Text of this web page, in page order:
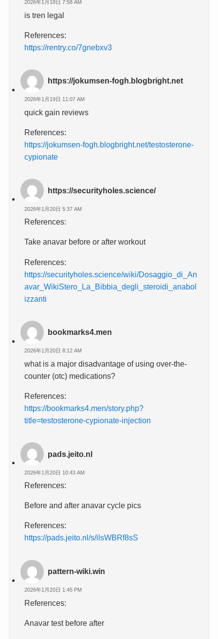
2026年1月18日 7:58 AM
is tren legal
References:
https://rentry.co/7gnebxv3
https://jokumsen-fogh.blogbright.net
2026年1月19日 11:07 AM
quick gain reviews
References:
https://jokumsen-fogh.blogbright.net/testosterone-
cypionate
https://securityholes.science/
2026年1月20日 5:37 AM
References:
Take anavar before or after workout
References:
https://securityholes.science/wiki/Dosaggio_di_An
avar_WikiStero_La_Bibbia_degli_steroidi_anabol
izzanti
bookmarks4.men
2026年1月20日 8:12 AM
what is a major disadvantage of using over-the-
counter (otc) medications?
References:
https://bookmarks4.men/story.php?
title=testosterone-cypionate-injection
pads.jeito.nl
2026年1月20日 10:43 AM
References:
Before and after anavar cycle pics
References:
https://pads.jeito.nl/s/ilsWBRf8sS
pattern-wiki.win
2026年1月20日 1:45 PM
References:
Anavar test before after